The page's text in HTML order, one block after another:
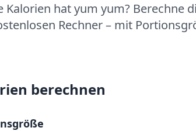
Kalorien hatyum yum? Berechne
Rechner – mit
berechnen